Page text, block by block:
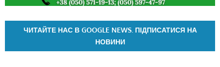
ЧИТАЙТЕ НАС В GOOGLE NEWS. ПІДПИСАТИСЯ НА
НОВИНИ